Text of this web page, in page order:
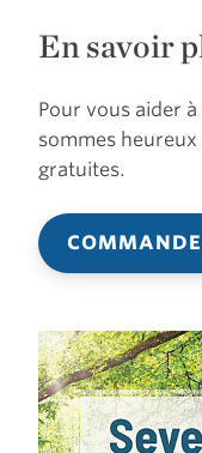
En savoir
Pour vous aider
sommes
gratuites.